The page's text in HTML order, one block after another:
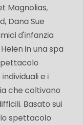
Magnolias,
Dana Sue
d'infanzia
in una spa
e i
che coltivano
Basato sui
spettacolo